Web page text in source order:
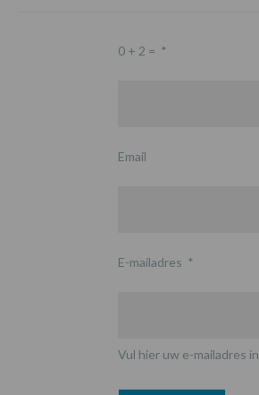
0 + 2 = *
Email
E-mailadres *
Vul hier uw e-mailadres in